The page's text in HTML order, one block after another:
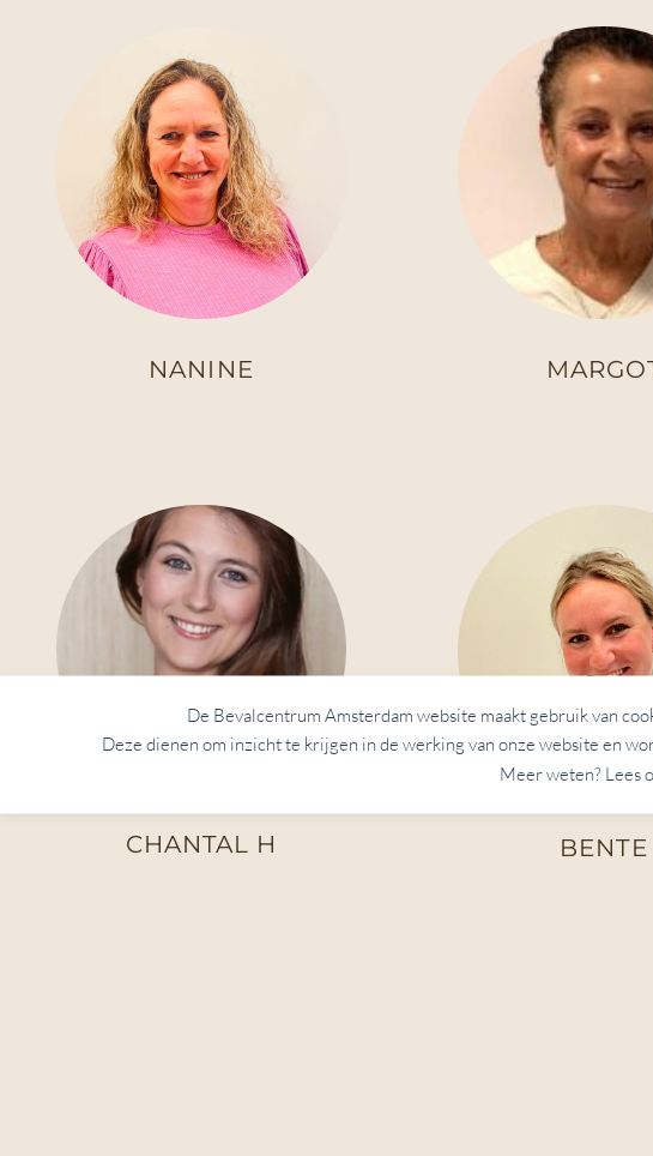
De Bevalcentrum Amsterdam website maakt gebruik van
Deze dienen om inzicht te krijgen in de werking van onze website en
Meer weten? Lees
NANINE
CHANTAL H BENTE